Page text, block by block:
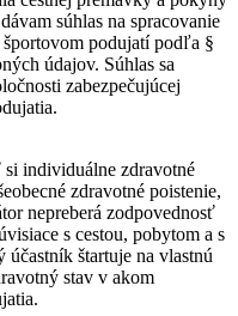
súhlas na spracovanie
podujatí podľa §
údajov. Súhlas sa
zabezpečujúcej
individuálne zdravotné
zdravotné poistenie,
nepreberá zodpovednosť
s cestou, pobytom a s
štartuje na vlastnú
stav v akom